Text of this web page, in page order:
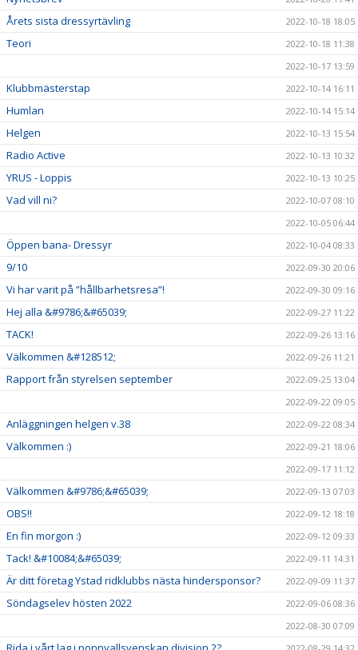
Årets sista dressyrtävling 2022-10-18 18:05
Teori
2022-10-18 11:38
2022-10-17 13:59
Klubbmästerstap 2022-10-14 16:11
Humlan 2022-10-14 15:14
Helgen 2022-10-13 15:54
Radio Active 2022-10-13 10:32
YRUS - Loppis 2022-10-13 10:25
Vad vill ni?
2022-10-07 08:10
2022-10-05 06:44
Öppen bana- Dressyr 2022-10-04 08:33
9/10 2022-09-30 20:06
Vi har varit på ”hållbarhetsresa”! 2022-09-30 09:16
Hej alla &#9786;&#65039; 2022-09-27 11:22
TACK! 2022-09-26 13:16
Välkommen &#128512; 2022-09-26 11:21
Rapport från styrelsen september
2022-09-25 13:04
2022-09-22 09:05
Anläggningen helgen v.38 2022-09-22 08:34
Välkommen :)
2022-09-21 18:06
2022-09-17 11:12
Välkommen &#9786;&#65039; 2022-09-13 07:03
OBS!! 2022-09-12 18:18
En fin morgon :) 2022-09-12 09:33
Tack! &#10084;&#65039; 2022-09-11 14:31
Är ditt företag Ystad ridklubbs nästa hindersponsor? 2022-09-09 11:37
Söndagselev hösten 2022
2022-09-06 08:36
2022-08-30 07:09